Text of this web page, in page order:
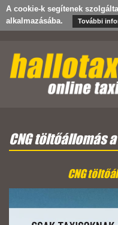
A cookie-k segítenek
alkalmazásába.
További
CNG töltőállomás
CNG